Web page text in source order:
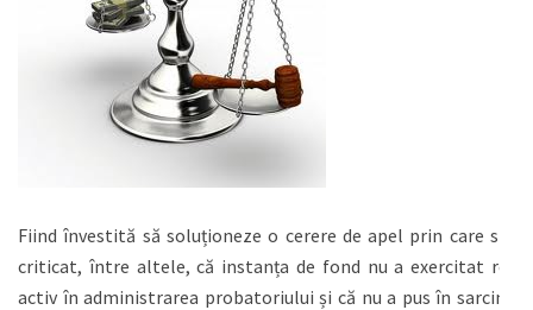
Fiind învestită să soluționeze o cerere de apel prin care s-a
criticat, între altele, că instanța de fond nu a exercitat rol
activ în administrarea probatoriului și că nu a pus în sarcina